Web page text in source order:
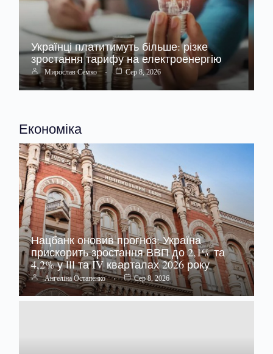
Українці платитимуть більше: різке
зростання тарифу на електроенергію
Мирослав Семко Сер 8, 2026
Економіка
Нацбанк оновив прогноз: Україна
прискорить зростання ВВП до 2,1% та
4,2% у ІІІ та IV кварталах 2026 року
Ангеліна Остапенко Сер 8, 2026